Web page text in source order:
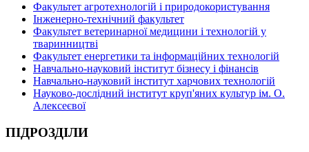
Факультет агротехнологій і природокористування
Інженерно-технічний факультет
Факультет ветеринарної медицини і технологій у
тваринництві
Факультет енергетики та інформаційних технологій
Навчально-науковий інститут бізнесу і фінансів
Навчально-науковий інститут харчових технологій
Науково-дослідний інститут круп'яних культур ім. О.
Алексеєвої
ПІДРОЗДІЛИ